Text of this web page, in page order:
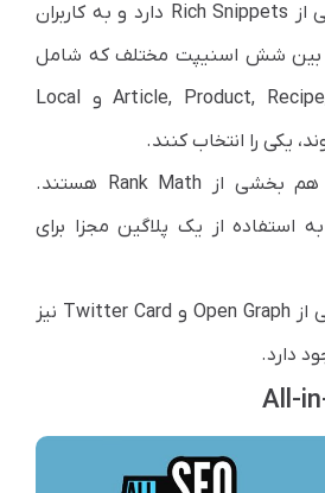
توانایی پشتیبانی از Rich Snippets دارد و به کاربران
بین شش اسنیپت مختلف که شامل
Article, Product, Recipe, Event Video و Local
Breadcrumbها هم بخشی از Rank Math هستند.
به استفاده از یک پلاگین مجزا برای
توانایی پشتیبانی از Open Graph و Twitter Card نیز
دارد.
All-